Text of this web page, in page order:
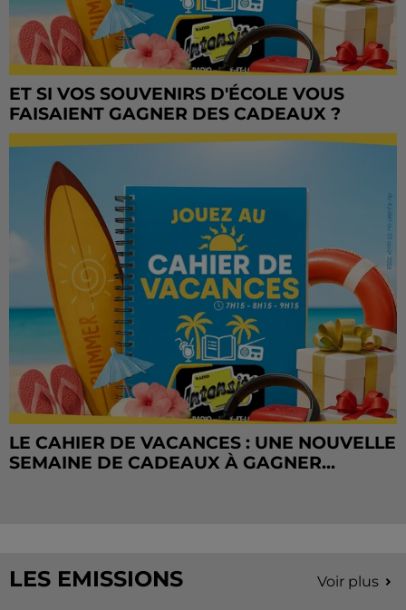
ET SI VOS SOUVENIRS D'ÉCOLE VOUS
FAISAIENT GAGNER DES CADEAUX ?
LE CAHIER DE VACANCES : UNE NOUVELLE
SEMAINE DE CADEAUX À GAGNER...
LES EMISSIONS Voir plus